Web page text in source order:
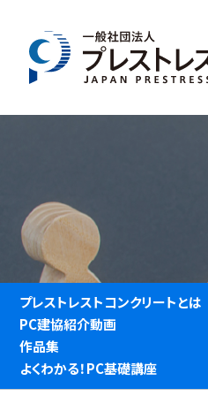
プレストレストコンクリートとは
PC建協紹介動画
作品集
よくわかる！PC基礎講座